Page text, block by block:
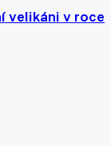
velikáni v roce